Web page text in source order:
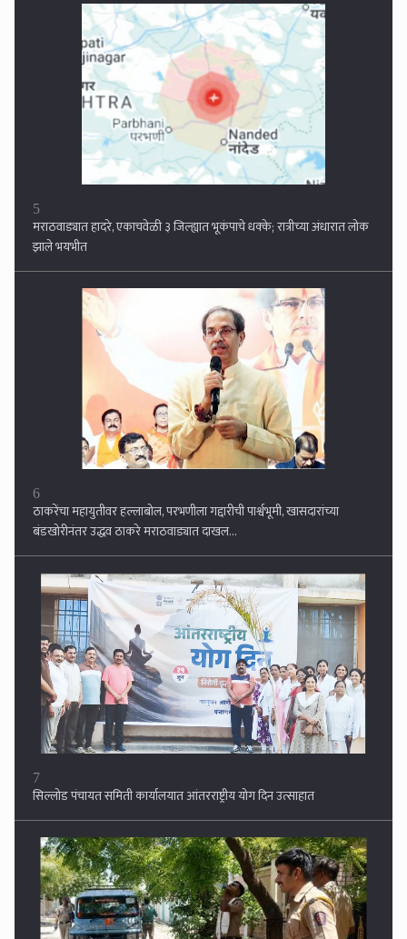
मराठवाड्यात हादरे, एकाचवेळी ३ जिल्ह्यात भूकंपाचे धक्के; रात्रीच्या अंधारात लोक
झाले भयभीत
ठाकरेंचा महायुतीवर हल्लाबोल, परभणीला गद्दारीची पार्श्वभूमी, खासदारांच्या
बंडखोरीनंतर उद्धव ठाकरे मराठवाड्यात दाखल...
सिल्लोड पंचायत समिती कार्यालयात आंतरराष्ट्रीय योग दिन उत्साहात
परभणीत एटीएसचा मोठा सर्जिकल स्ट्राईक ! १५ ठिकाणी एकाच वेळी छापेमारी,
छावणीचे स्वरूप!